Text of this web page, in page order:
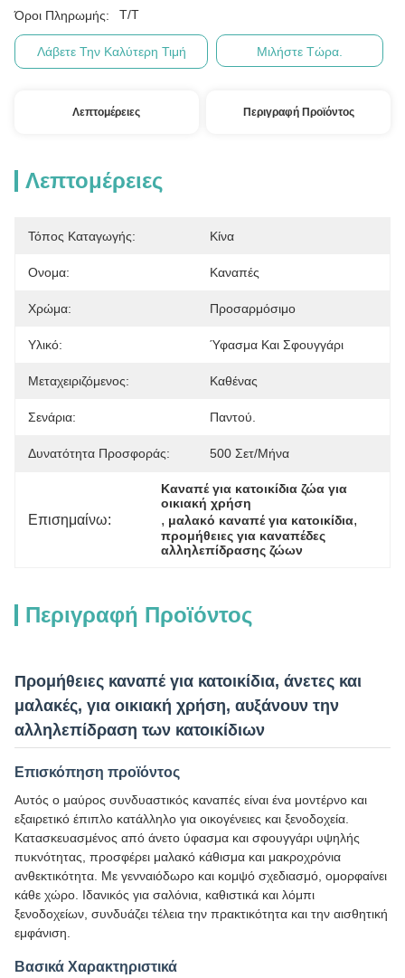
Όροι Πληρωμής: T/T
Λάβετε Την Καλύτερη Τιμή Μιλήστε Τώρα.
Λεπτομέρειες Περιγραφή Προϊόντος
Λεπτομέρειες
Τόπος Καταγωγής: Κίνα
Ονομα: Καναπές
Χρώμα: Προσαρμόσιμο
Υλικό: Ύφασμα Και Σφουγγάρι
Μεταχειριζόμενος: Καθένας
Σενάρια: Παντού.
Δυνατότητα Προσφοράς: 500 Σετ/μήνα
Επισημαίνω:
Καναπέ για κατοικίδια ζώα για
οικιακή χρήση
, μαλακό καναπέ για κατοικίδια,
προμήθειες για καναπέδες
αλληλεπίδρασης ζώων
Περιγραφή Προϊόντος
Προμήθειες καναπέ για κατοικίδια, άνετες και
μαλακές, για οικιακή χρήση, αυξάνουν την
αλληλεπίδραση των κατοικίδιων
Επισκόπηση προϊόντος
Αυτός ο μαύρος συνδυαστικός καναπές είναι ένα μοντέρνο και
εξαιρετικό έπιπλο κατάλληλο για οικογένειες και ξενοδοχεία.
Κατασκευασμένος από άνετο ύφασμα και σφουγγάρι υψηλής
πυκνότητας, προσφέρει μαλακό κάθισμα και μακροχρόνια
ανθεκτικότητα. Με γενναιόδωρο και κομψό σχεδιασμό, ομορφαίνει
κάθε χώρο. Ιδανικός για σαλόνια, καθιστικά και λόμπι
ξενοδοχείων, συνδυάζει τέλεια την πρακτικότητα και την αισθητική
εμφάνιση.
Βασικά Χαρακτηριστικά